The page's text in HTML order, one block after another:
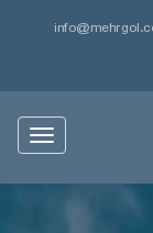
Toggle